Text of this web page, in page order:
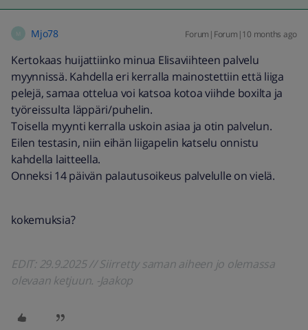
M Mjo78 Forum|Forum|10 months ago
Kertokaas huijattiinko minua Elisaviihteen palvelu
myynnissä. Kahdella eri kerralla mainostettiin että liiga
pelejä, samaa ottelua voi katsoa kotoa viihde boxilta ja
työreissulta läppäri/puhelin.
Toisella myynti kerralla uskoin asiaa ja otin palvelun.
Eilen testasin, niin eihän liigapelin katselu onnistu
kahdella laitteella.
Onneksi 14 päivän palautusoikeus palvelulle on vielä.
kokemuksia?
EDIT: 29.9.2025 // Siirretty saman aiheen jo olemassa
olevaan ketjuun. -Jaakop